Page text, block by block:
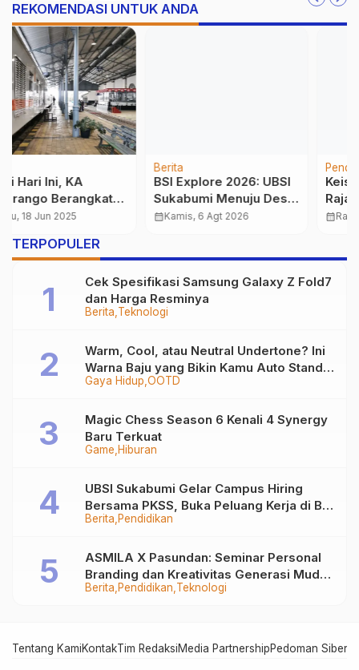
REKOMENDASI UNTUK ANDA
BSI Explore 2026: UBSI
Sukabumi Menuju Desa
Purwasedar
calendar_month Kamis, 6 Agt 2026
Keistimewaan Bulan
Rajab dalam Perspektif
Al-Qur’an dan Hadits
calendar_monthRabu, 24 Des 2025
…
TERPOPULER
Berita Teknologi
Cek Spesifikasi Samsung Galaxy Z Fold7
dan Harga Resminya
Gaya Hidup OOTD
Warm, Cool, atau Neutral Undertone? Ini
Warna Baju yang Bikin Kamu Auto Stand
Out
Game Hiburan
Magic Chess Season 6 Kenali 4 Synergy
Baru Terkuat
Berita Pendidikan
UBSI Sukabumi Gelar Campus Hiring
Bersama PKSS, Buka Peluang Kerja di BRI
Group
Berita Pendidikan Teknologi
ASMILA X Pasundan: Seminar Personal
Branding dan Kreativitas Generasi Muda
Bersama SDKF
Tentang KamiKontakTim RedaksiMedia PartnershipPedoman Siber